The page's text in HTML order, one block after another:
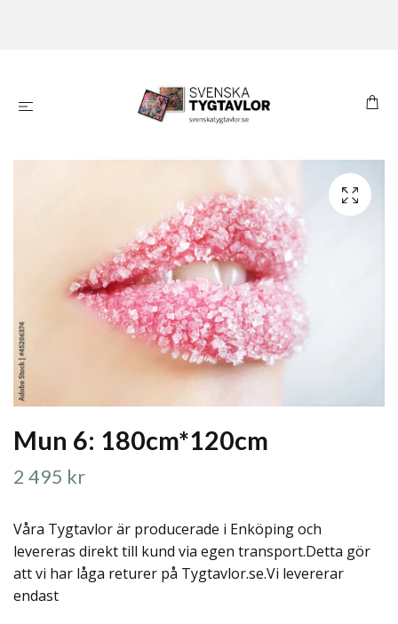
Mun 6: 180cm*120cm
2 495 kr
Våra Tygtavlor är producerade i Enköping och
levereras direkt till kund via egen transport.Detta gör
att vi har låga returer på Tygtavlor.se.Vi levererar
endast